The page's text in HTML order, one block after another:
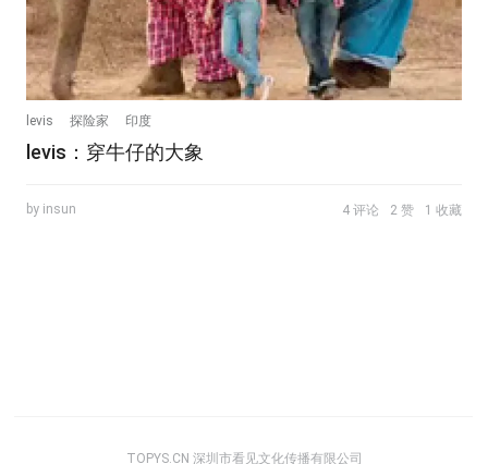
levis 探险家 印度
levis：穿牛仔的大象
by insun 4 评论 2 赞 1 收藏
TOPYS.CN 深圳市看见文化传播有限公司